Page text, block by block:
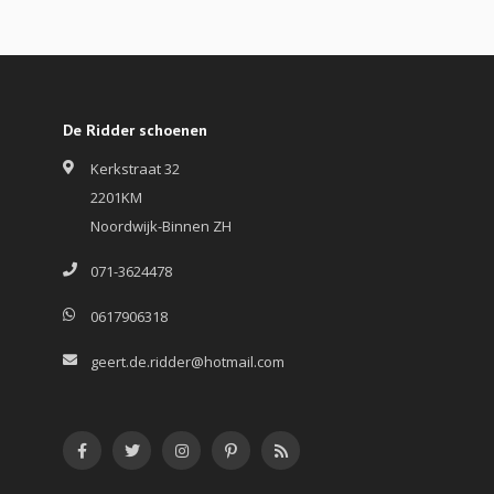
De Ridder schoenen
Kerkstraat 32
2201KM
Noordwijk-Binnen ZH
071-3624478
0617906318
geert.de.ridder@hotmail.com